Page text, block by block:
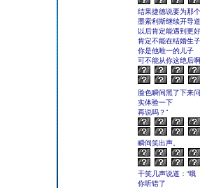
结果捷德说要为那
墨索利斯继续开导
以后肯定能遇到更
肯定不能在结婚生
你是他唯一的儿子
可不能从你这绝后
脸色瞬间黑了下来
实体验一下
再说吗？”
瞬间笑出声。
干笑几声说道：“哦
你听错了